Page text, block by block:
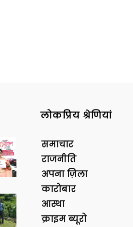
लोकप्रिय श्रेणियां
समाचार
राजनीति
अपना ज़िला
कारोबार
आस्था
क्राइम ब्यूरो